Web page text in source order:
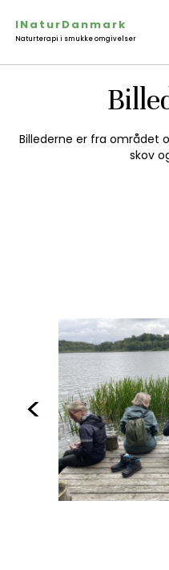
INaturDanmark
Naturterapi i smukke omgivelser
Billederne er fra området
skov
<